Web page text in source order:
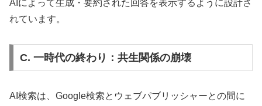
AIによって生成・要約された回答を表示するように設計さ
れています。
C. 一時代の終わり：共生関係の崩壊
AI検索は、Google検索とウェブパブリッシャーとの間に